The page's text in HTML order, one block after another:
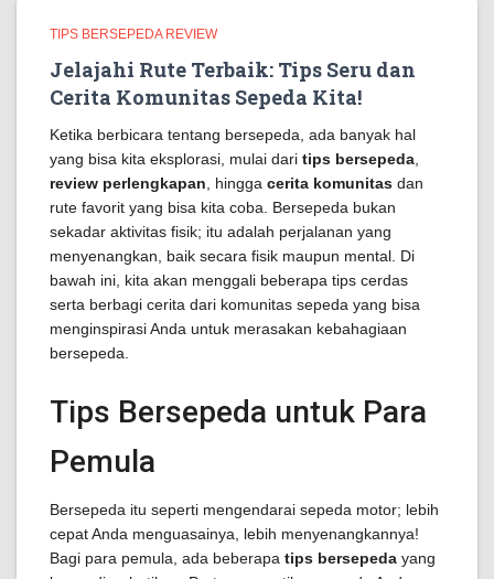
TIPS BERSEPEDA REVIEW
Jelajahi Rute Terbaik: Tips Seru dan
Cerita Komunitas Sepeda Kita!
Ketika berbicara tentang bersepeda, ada banyak hal
yang bisa kita eksplorasi, mulai dari tips bersepeda
review perlengkapan , hingga cerita komunitas dan
rute favorit yang bisa kita coba. Bersepeda bukan
sekadar aktivitas fisik; itu adalah perjalanan yang
menyenangkan, baik secara fisik maupun mental. Di
bawah ini, kita akan menggali beberapa tips cerdas
serta berbagi cerita dari komunitas sepeda yang bisa
menginspirasi Anda untuk merasakan kebahagiaan
bersepeda.
Tips Bersepeda untuk Para
Pemula
Bersepeda itu seperti mengendarai sepeda motor; lebih
cepat Anda menguasainya, lebih menyenangkannya!
Bagi para pemula, ada beberapa tips bersepeda yang